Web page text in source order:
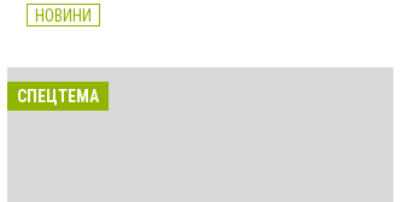
НОВИНИ
СПЕЦТЕМА